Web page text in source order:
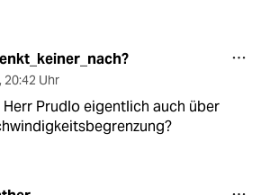
20:42 Uhr
Prudlo eigentlich auch über